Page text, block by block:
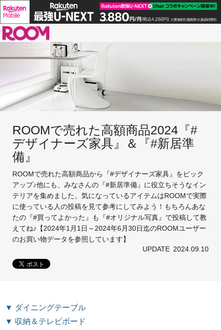
ROOMで売れた高額商品2024『#
デザイナーズ家具』＆『#新居準
備』
ROOMで売れた高額商品から『#デザイナーズ家具』をピック
アップ♪他にも、みなさんの『#新居準備』に役立ちそうなイン
テリアを集めました。気になっているアイテムはROOMで実際
に使っている人の投稿を見て参考にしてみよう！もちろんあな
たの『#買ってよかった』も『#オリジナル写真』で投稿して教
えてね♪【2024年1月1日～2024年6月30日迄のROOMユーザー
のお買い物データを参照しています】
UPDATE 2024.09.10
▼ ダイニングテーブル
▼ 収納＆テレビボード